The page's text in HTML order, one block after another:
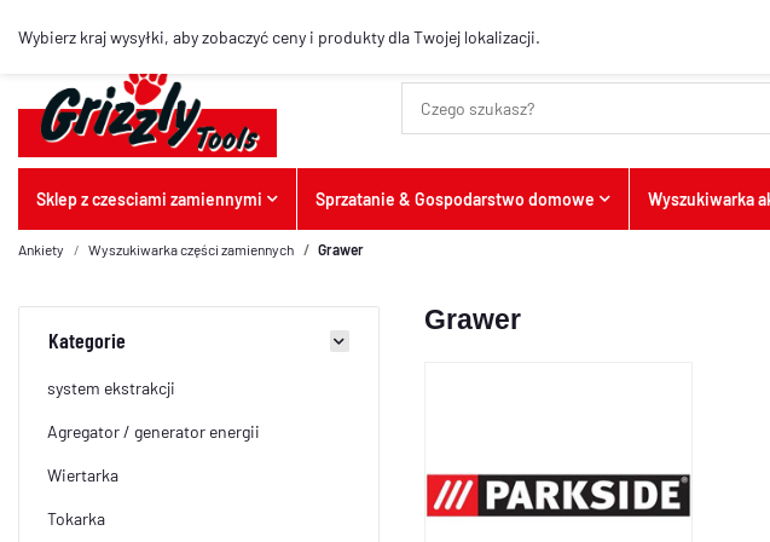
Wybierz kraj wysyłki, aby zobaczyć ceny i produkty dla Twojej lokalizacji.
Sklep z czesciami zamiennymi Sprzatanie & Gospodarstwo domowe Wyszukiwarka
Ankiety Wyszukiwarka części zamiennych Grawer
Grawer
Kategorie
system ekstrakcji
Agregator / generator energii
Wiertarka
Tokarka